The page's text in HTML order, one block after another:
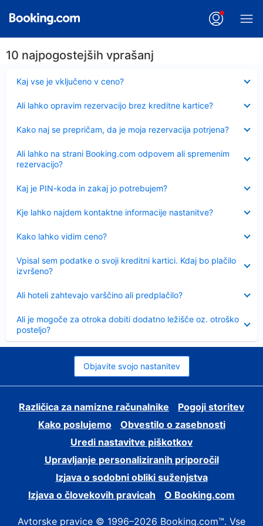
10 najpogostejših vprašanj
Kaj vse je vključeno v ceno?
Ali lahko opravim rezervacijo brez kreditne kartice?
Kako naj se prepričam, da je moja rezervacija potrjena?
Ali lahko na strani Booking.com odpovem ali spremenim
rezervacijo?
Kaj je PIN-koda in zakaj jo potrebujem?
Kje lahko najdem kontaktne informacije nastanitve?
Kako lahko vidim ceno?
Vpisal sem podatke o svoji kreditni kartici. Kdaj bo plačilo
izvršeno?
Ali hoteli zahtevajo varščino ali predplačilo?
Ali je mogoče za otroka dobiti dodatno ležišče oz. otroško
posteljo?
Objavite svojo nastanitev
Različica za namizne računalnike
Pogoji storitev
Kako poslujemo
Obvestilo o zasebnosti
Uredi nastavitve piškotkov
Upravljanje personaliziranih priporočil
Izjava o sodobni obliki suženjstva
Izjava o človekovih pravicah
O Booking.com
Avtorske pravice © 1996–2026 Booking.com™. Vse